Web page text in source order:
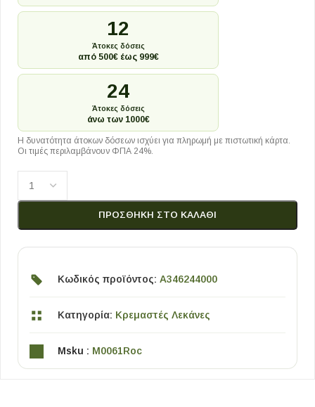
12
Άτοκες δόσεις
από 500€ έως 999€
24
Άτοκες δόσεις
άνω των 1000€
Η δυνατότητα άτοκων δόσεων ισχύει για πληρωμή με πιστωτική κάρτα.
Οι τιμές περιλαμβάνουν ΦΠΑ 24%.
ΠΡΟΣΘΉΚΗ ΣΤΟ ΚΑΛΆΘΙ
Κωδικός προϊόντος: A346244000
Κατηγορία: Κρεμαστές Λεκάνες
Msku : M0061Roc